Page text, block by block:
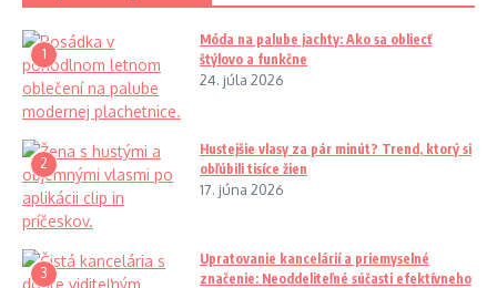
1
Móda na palube jachty: Ako sa obliecť
štýlovo a funkčne
24. júla 2026
2
Hustejšie vlasy za pár minút? Trend, ktorý si
obľúbili tisíce žien
17. júna 2026
3
Upratovanie kancelárií a priemyselné
značenie: Neoddeliteľné súčasti efektívneho